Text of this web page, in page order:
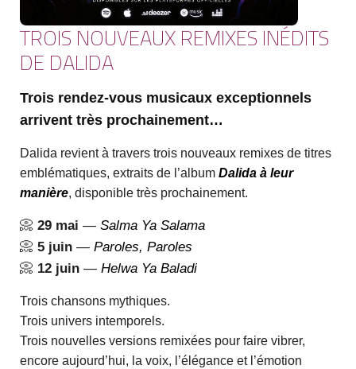
TROIS NOUVEAUX REMIXES INÉDITS
DE DALIDA
Trois rendez-vous musicaux exceptionnels
arrivent très prochainement…
Dalida revient à travers trois nouveaux remixes de titres
emblématiques, extraits de l’album Dalida à leur
manière, disponible très prochainement.
📀 29 mai — Salma Ya Salama
📀 5 juin — Paroles, Paroles
📀 12 juin — Helwa Ya Baladi
Trois chansons mythiques.
Trois univers intemporels.
Trois nouvelles versions remixées pour faire vibrer,
encore aujourd’hui, la voix, l’élégance et l’émotion